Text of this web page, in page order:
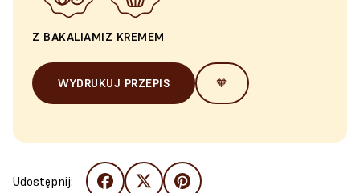
Z BAKALIAMIZ KREMEM
WYDRUKUJ PRZEPIS 🧡
Udostępnij: